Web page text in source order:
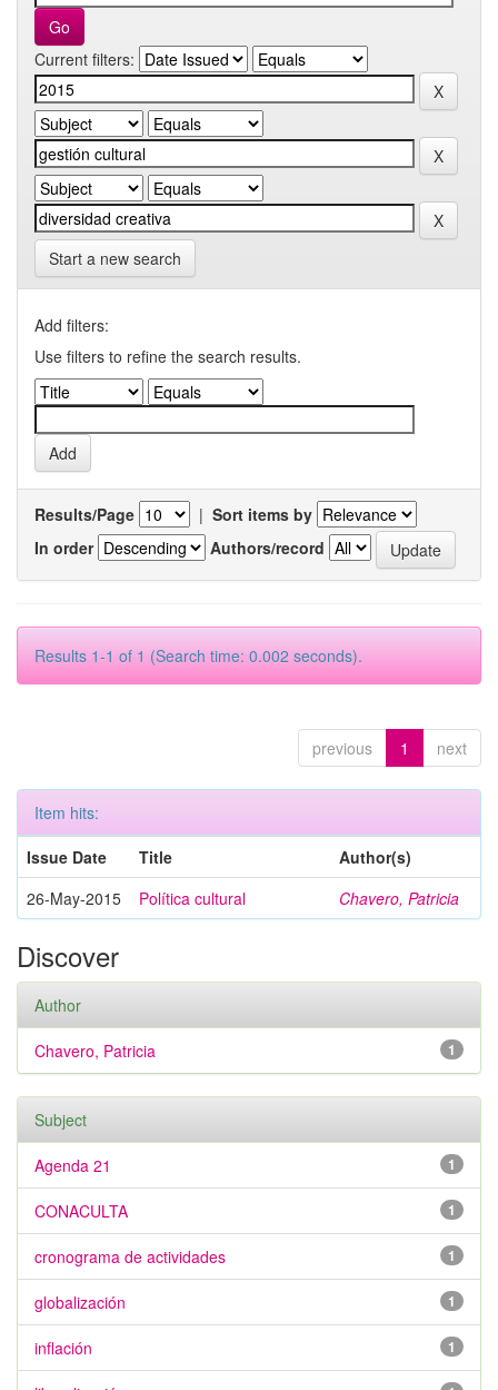
Current filters:
Start a new search
Add filters:
Use filters to refine the search results.
Results/Page | Sort items by
In order
Authors/record
Results 1-1 of 1 (Search time: 0.002 seconds).
previous 1 next
Item hits:
Issue Date
Title
Author(s)
26-May-2015
Política cultural Chavero, Patricia
Discover
Author
1
Chavero, Patricia
Subject
1
Agenda 21
1
CONACULTA
1
cronograma de actividades
1
globalización
1
inflación